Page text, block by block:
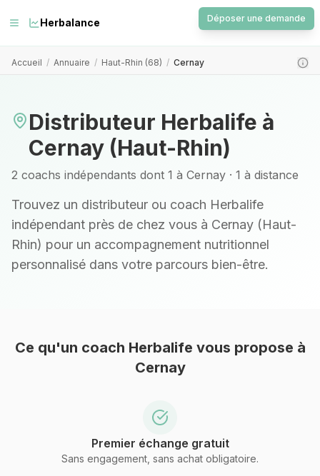
Herbalance Déposer une demande
Accueil / Annuaire / Haut-Rhin (68) / Cernay
Distributeur Herbalife à
Cernay (Haut-Rhin)
2 coachs indépendants dont 1 à Cernay · 1 à distance
Trouvez un distributeur ou coach Herbalife
indépendant près de chez vous à Cernay (Haut-
Rhin) pour un accompagnement nutritionnel
personnalisé dans votre parcours bien-être.
Ce qu'un coach Herbalife vous propose à
Cernay
Premier échange gratuit
Sans engagement, sans achat obligatoire.